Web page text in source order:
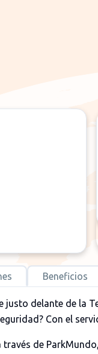
Beneficios
justo delante de la
Con el
través de